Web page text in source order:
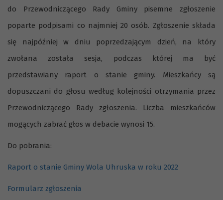
do Przewodniczącego Rady Gminy pisemne zgłoszenie
poparte podpisami co najmniej 20 osób. Zgłoszenie składa
się najpóźniej w dniu poprzedzającym dzień, na który
zwołana została sesja, podczas której ma być
przedstawiany raport o stanie gminy. Mieszkańcy są
dopuszczani do głosu według kolejności otrzymania przez
Przewodniczącego Rady zgłoszenia. Liczba mieszkańców
mogących zabrać głos w debacie wynosi 15.
Do pobrania:
Raport o stanie Gminy Wola Uhruska w roku 2022
Formularz zgłoszenia